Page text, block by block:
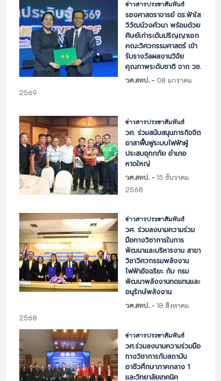
ข่าวสารประชาสัมพันธ์
รองศาสตราจารย์ ดร.ฟ้าใส
วิวัฒน์วงศ์วนา พร้อมด้วย
ศิษย์เก่าระดับปริญญาเอก
คณะวิศวกรรมศาสตร์ เข้า
รับรางวัลผลงานวิจัย
คุณภาพระดับชาติ จาก วช.
วศ.สทป.-08 มกราคม
2569
ข่าวสารประชาสัมพันธ์
วศ. ร่วมสนับสนุนภารกิจจิต
อาสาฟื้นฟูระบบไฟฟ้าผู้
ประสบอุทกภัย อำเภอ
หาดใหญ่
วศ.สทป.-15 ธันวาคม
2568
ข่าวสารประชาสัมพันธ์
วศ. ร่วมลงนามความร่วม
มือทางวิชาการในการ
พัฒนาและบริหารงาน สาขา
วิชาวิศวกรรมพลังงาน
ไฟฟ้าอัจฉริยะ กับ กรม
พัฒนาพลังงานทดแทนและ
อนุรักษ์พลังงาน
วศ.สทป.-18 สิงหาคม
2568
ข่าวสารประชาสัมพันธ์
วศ.ร่วมลงนามความร่วมมือ
ทางวิชาการกับสถาบัน
อาชีวศึกษาภาคกลาง 1
และวิทยาลัยเทคนิค